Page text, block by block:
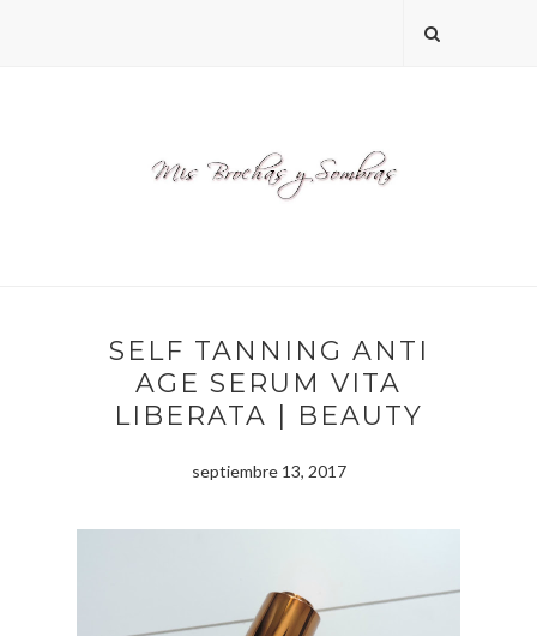
SELF TANNING ANTI
AGE SERUM VITA
LIBERATA | BEAUTY
septiembre 13, 2017